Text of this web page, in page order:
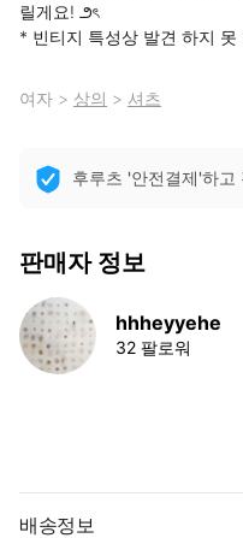
릴게요! ౨ৎ
* 빈티지 특성상 발견 하지
여자 > 상의 > 셔츠
후루츠 '안전결제'하고
판매자 정보
hhheyyehe
32 팔로워
배송정보